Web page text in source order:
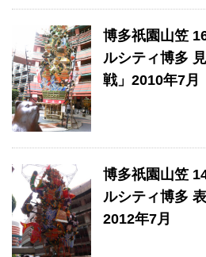
博多祇園山笠
ルシティ博多
戦」2010年7月
博多祇園山笠
ルシティ博多
2012年7月